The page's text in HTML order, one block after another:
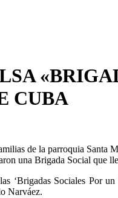
CUBA
de la parroquia Santa
una Brigada Social que
Sociales Por
Narváez.